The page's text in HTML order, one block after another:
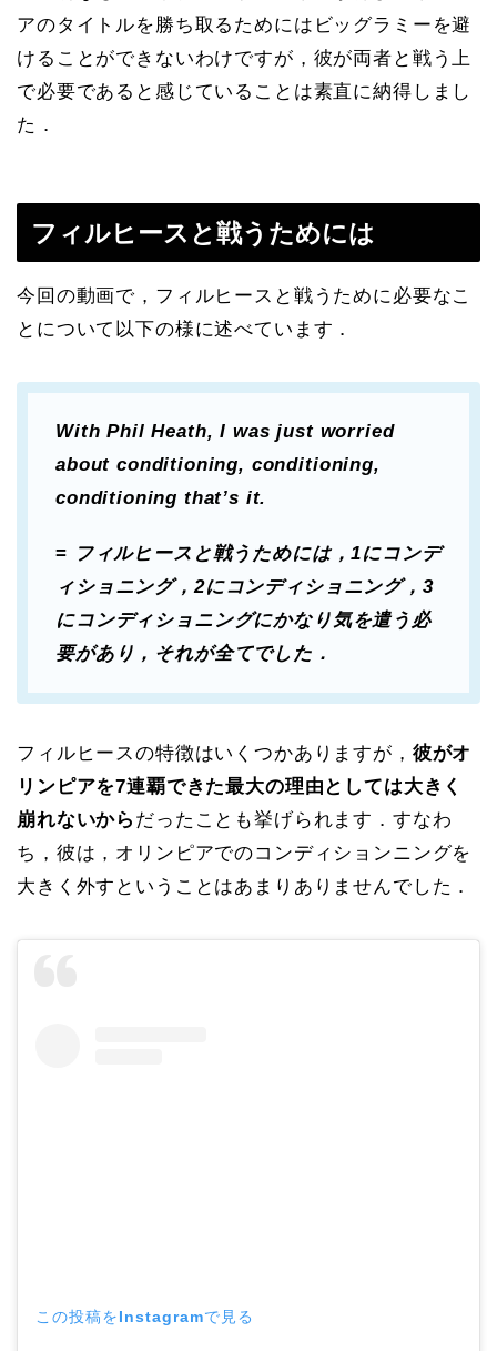
アのタイトルを勝ち取るためにはビッグラミーを避
けることができないわけですが，彼が両者と戦う上
で必要であると感じていることは素直に納得しまし
た．
フィルヒースと戦うためには
今回の動画で，フィルヒースと戦うために必要なこ
とについて以下の様に述べています．
With Phil Heath, I was just worried
about conditioning, conditioning,
conditioning that’s it.
= フィルヒースと戦うためには，1にコンデ
ィショニング，2にコンディショニング，3
にコンディショニングにかなり気を遣う必
要があり，それが全てでした．
フィルヒースの特徴はいくつかありますが， 彼がオ
リンピアを7連覇できた最大の理由としては大きく
崩れないから だったことも挙げられます．すなわ
ち，彼は，オリンピアでのコンディションニングを
大きく外すということはあまりありませんでした．
この投稿をInstagramで見る